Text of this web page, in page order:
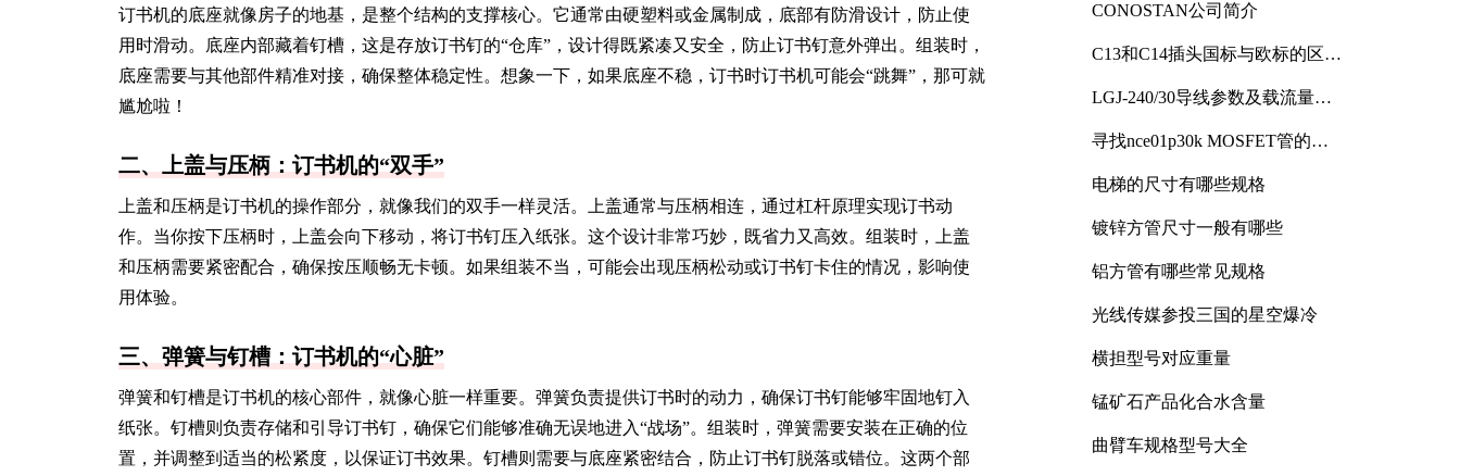
订书机的底座就像房子的地基，是整个结构的支撑核心。它通常由硬塑料或金属制成，底部有防滑设计，防止使
用时滑动。底座内部藏着钉槽，这是存放订书钉的“仓库”，设计得既紧凑又安全，防止订书钉意外弹出。组装时，
底座需要与其他部件精准对接，确保整体稳定性。想象一下，如果底座不稳，订书时订书机可能会“跳舞”，那可就
尴尬啦！
二、上盖与压柄：订书机的“双手”
上盖和压柄是订书机的操作部分，就像我们的双手一样灵活。上盖通常与压柄相连，通过杠杆原理实现订书动
作。当你按下压柄时，上盖会向下移动，将订书钉压入纸张。这个设计非常巧妙，既省力又高效。组装时，上盖
和压柄需要紧密配合，确保按压顺畅无卡顿。如果组装不当，可能会出现压柄松动或订书钉卡住的情况，影响使
用体验。
三、弹簧与钉槽：订书机的“心脏”
弹簧和钉槽是订书机的核心部件，就像心脏一样重要。弹簧负责提供订书时的动力，确保订书钉能够牢固地钉入
纸张。钉槽则负责存储和引导订书钉，确保它们能够准确无误地进入“战场”。组装时，弹簧需要安装在正确的位
置，并调整到适当的松紧度，以保证订书效果。钉槽则需要与底座紧密结合，防止订书钉脱落或错位。这两个部
CONOSTAN公司简介
C13和C14插头国标与欧标的区别
LGJ-240/30导线参数及载流量解
寻找nce01p30k MOSFET管的合
电梯的尺寸有哪些规格
镀锌方管尺寸一般有哪些
铝方管有哪些常见规格
光线传媒参投三国的星空爆冷
横担型号对应重量
锰矿石产品化合水含量
曲臂车规格型号大全